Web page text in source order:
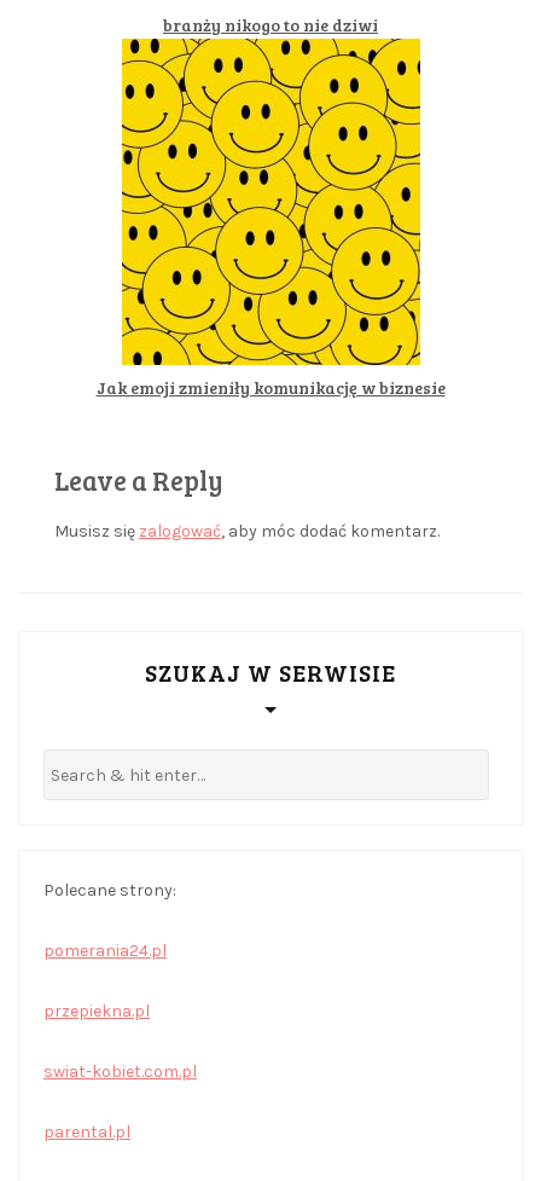
branży nikogo to nie dziwi
Jak emoji zmieniły komunikację w biznesie
Leave a Reply
Musisz się zalogować, aby móc dodać komentarz.
SZUKAJ W SERWISIE
Polecane strony:
pomerania24.pl
przepiekna.pl
swiat-kobiet.com.pl
parental.pl